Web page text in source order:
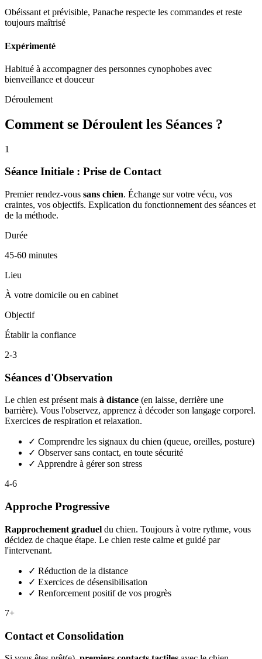
Obéissant et prévisible, Panache respecte les commandes et reste
toujours maîtrisé
Expérimenté
Habitué à accompagner des personnes cynophobes avec
bienveillance et douceur
Déroulement
Comment se Déroulent les Séances ?
1
Séance Initiale : Prise de Contact
Premier rendez-vous sans chien. Échange sur votre vécu, vos
craintes, vos objectifs. Explication du fonctionnement des séances et
de la méthode.
Durée
45-60 minutes
Lieu
À votre domicile ou en cabinet
Objectif
Établir la confiance
2-3
Séances d'Observation
Le chien est présent mais à distance (en laisse, derrière une
barrière). Vous l'observez, apprenez à décoder son langage corporel.
Exercices de respiration et relaxation.
✓ Comprendre les signaux du chien (queue, oreilles, posture)
✓ Observer sans contact, en toute sécurité
✓ Apprendre à gérer son stress
4-6
Approche Progressive
Rapprochement graduel du chien. Toujours à votre rythme, vous
décidez de chaque étape. Le chien reste calme et guidé par
l'intervenant.
✓ Réduction de la distance
✓ Exercices de désensibilisation
✓ Renforcement positif de vos progrès
7+
Contact et Consolidation